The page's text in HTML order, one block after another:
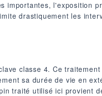
importantes, l'exposition
drastiquement les
classe 4. Ce
sa durée de vie en
traité utilisé ici provient